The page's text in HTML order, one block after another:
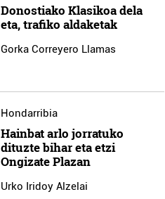
Donostiako Klasikoa dela
eta, trafiko aldaketak
Gorka Correyero Llamas
Hondarribia
Hainbat arlo jorratuko
dituzte bihar eta etzi
Ongizate Plazan
Urko Iridoy Alzelai